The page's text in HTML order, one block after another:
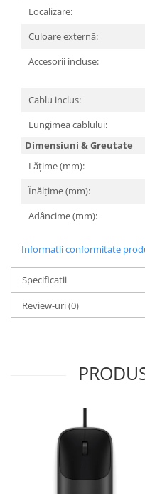
Multimedia
Foto & Video
Cloud si Aplicatii SaaS
Securitate Date
Firewall
Localizare:
Culoare externă:
Accesorii incluse:
Cablu inclus:
Lungimea cablului:
Dimensiuni & Greutate
Lățime (mm):
Înălțime (mm):
Adâncime (mm):
Informatii conformitate
Specificatii
Review-uri(0)